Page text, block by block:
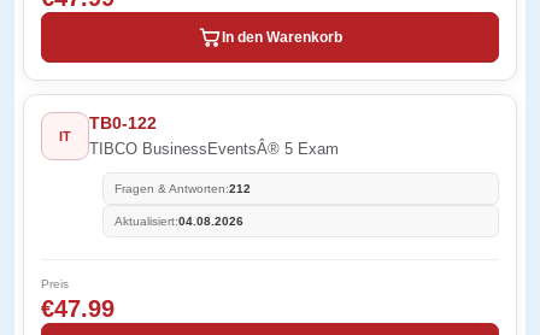
In den Warenkorb
IT
TB0-122
TIBCO BusinessEventsÂ® 5 Exam
Fragen & Antworten:212
Aktualisiert:04.08.2026
Preis
€47.99